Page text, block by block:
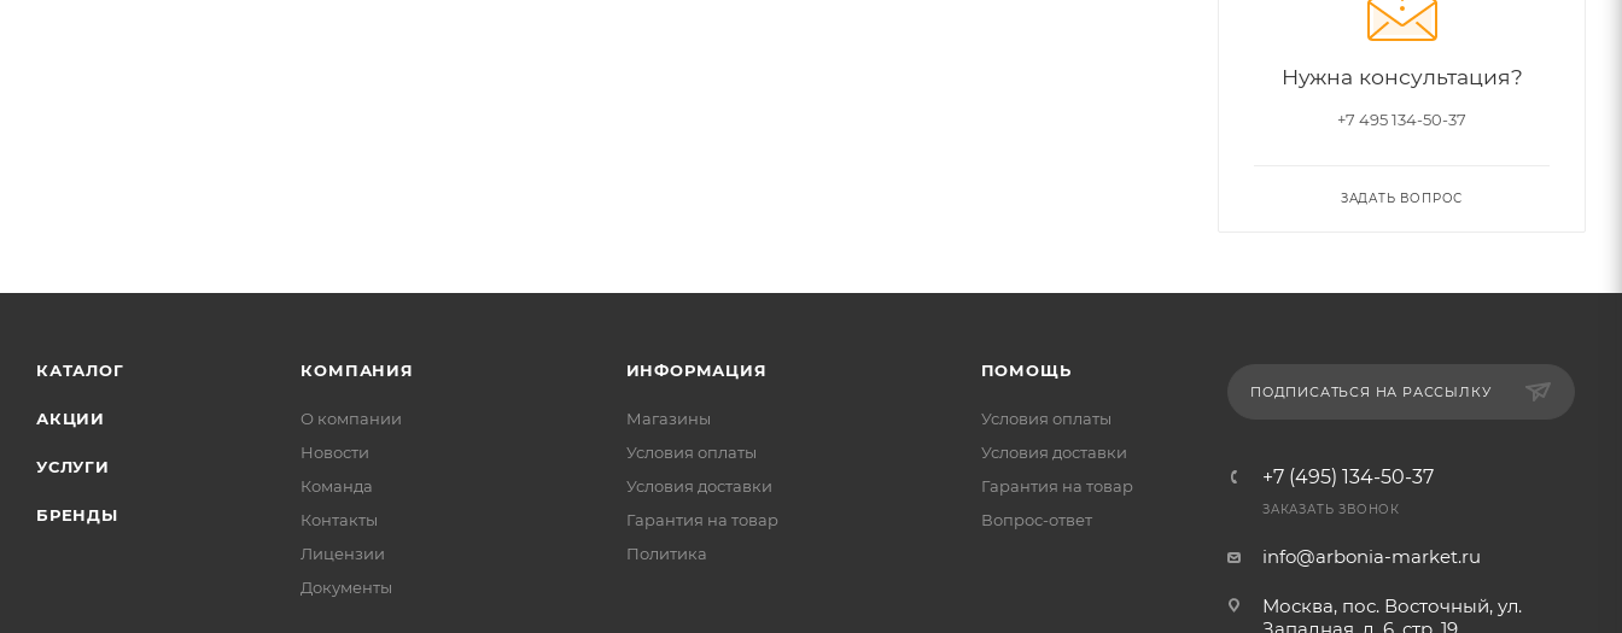
Нужна консультация?
+7 495 134-50-37
ЗАДАТЬ ВОПРОС
КАТАЛОГ
АКЦИИ
УСЛУГИ
БРЕНДЫ
КОМПАНИЯ
О компании
Новости
Команда
Контакты
Лицензии
Документы
ИНФОРМАЦИЯ
Магазины
Условия оплаты
Условия доставки
Гарантия на товар
Политика
ПОМОЩЬ
Условия оплаты
Условия доставки
Гарантия на товар
Вопрос-ответ
ПОДПИСАТЬСЯ НА РАССЫЛКУ
+7 (495) 134-50-37
ЗАКАЗАТЬ ЗВОНОК
info@arbonia-market.ru
Москва, пос. Восточный, ул.